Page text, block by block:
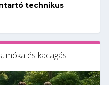
technikus
móka és kacagás